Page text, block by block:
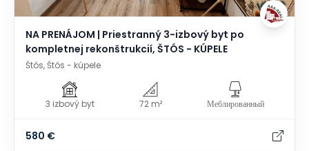
NA PRENÁJOM | Priestranný 3-izbový byt po
kompletnej rekonštrukcií, ŠTÓS - KÚPELE
Štós, Štós - kúpele
3 izbový byt 72 m² Меблированный
580 €